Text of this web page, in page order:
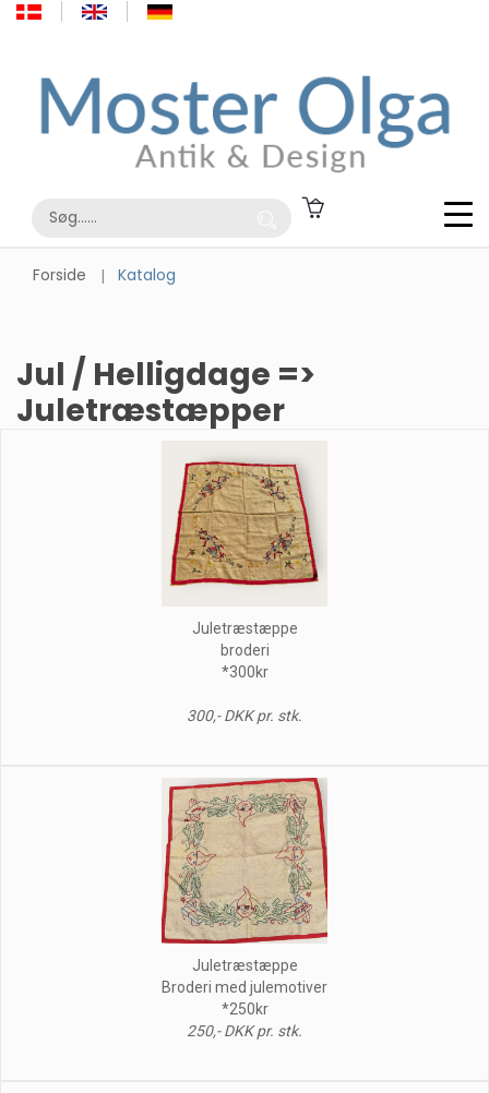
Forside Katalog
Jul / Helligdage =>
Juletræstæpper
Juletræstæppe
broderi
*300kr
300,- DKK pr. stk.
Juletræstæppe
Broderi med julemotiver
*250kr
250,- DKK pr. stk.